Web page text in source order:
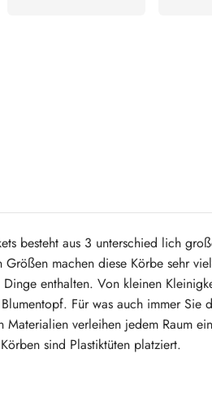
besteht aus 3 unterschied lich
machen diese Körbe sehr
enthalten. Von kleinen
Für was auch immer Sie
verleihen jedem Raum
sind Plastiktüten platziert.